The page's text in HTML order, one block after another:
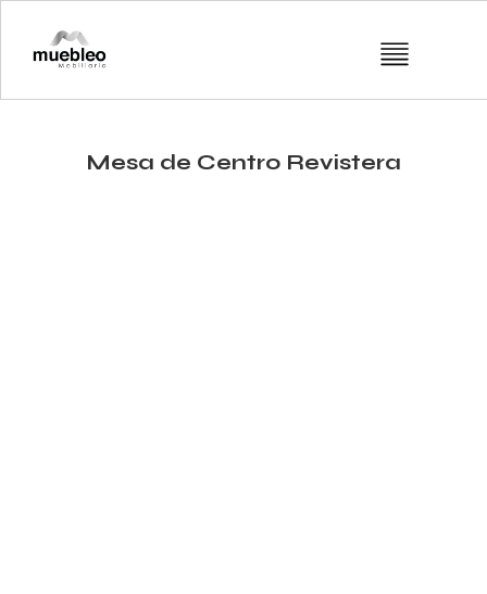
Mesa de Centro Revistera